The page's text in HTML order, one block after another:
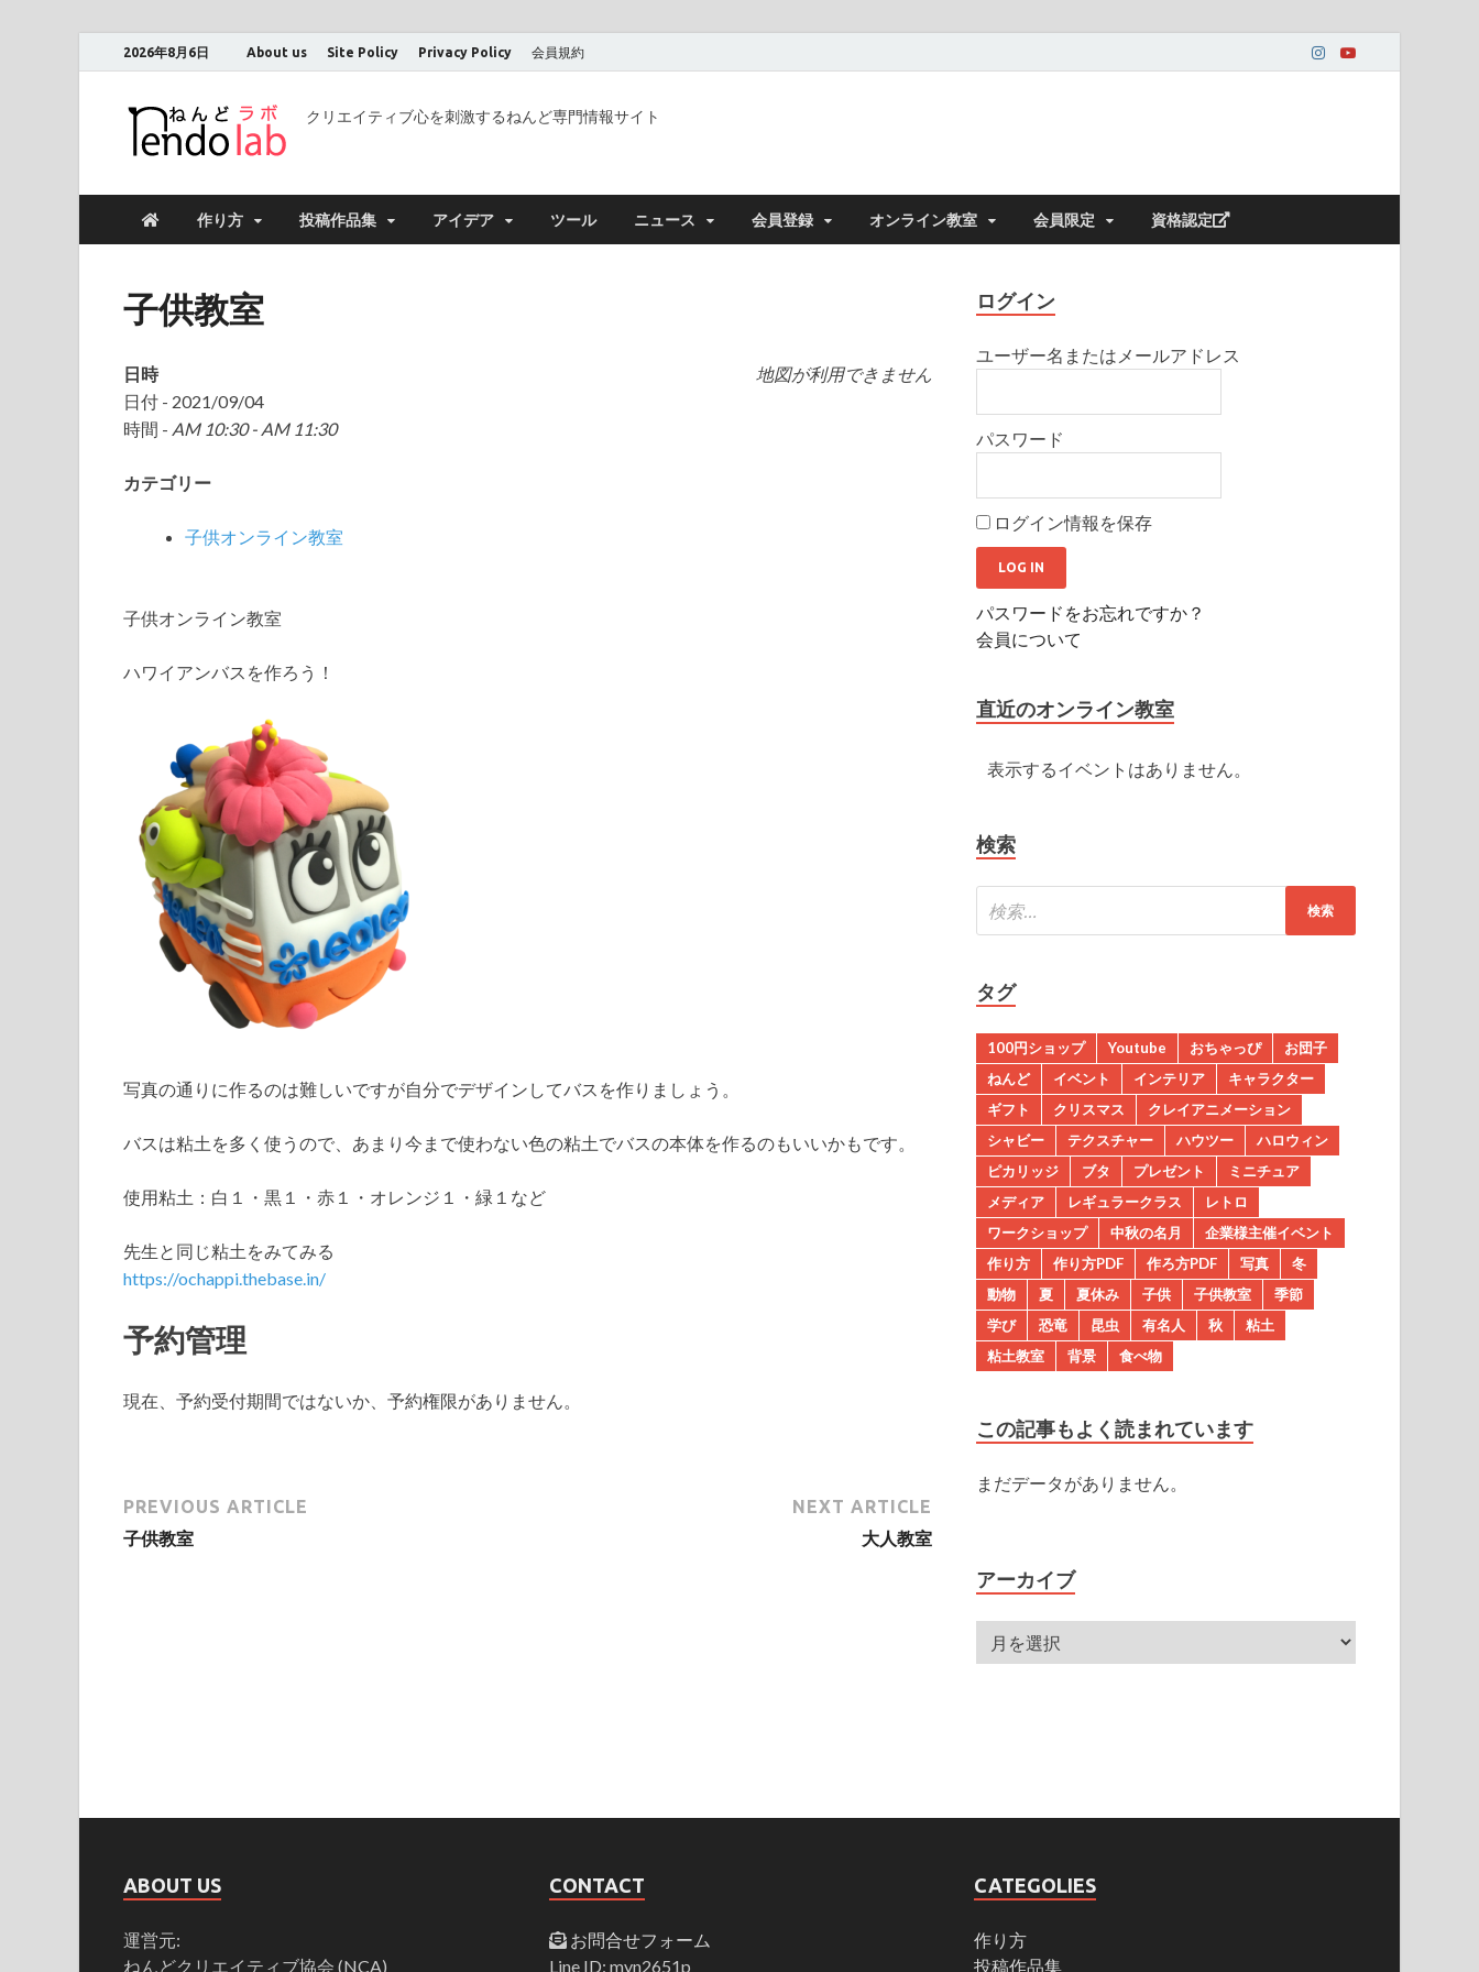
2026年8月6日 About us Site Policy Privacy Policy 会員規約
クリエイティブ心を刺激するねんど専門情報サイト
作り方 投稿作品集 アイデア ツール ニュース 会員登録 オンライン教室 会員限定 資格認定
子供教室
地図が利用できません
日時
日付 - 2021/09/04
時間 - AM 10:30 - AM 11:30
カテゴリー
子供オンライン教室
子供オンライン教室
ハワイアンバスを作ろう！
写真の通りに作るのは難しいですが自分でデザインしてバスを作りましょう。
バスは粘土を多く使うので、あまり今まで使わない色の粘土でバスの本体を作るのもいいかもです。
使用粘土：白１・黒１・赤１・オレンジ１・緑１など
先生と同じ粘土をみてみる
https://ochappi.thebase.in/
予約管理
現在、予約受付期間ではないか、予約権限がありません。
PREVIOUS ARTICLE
子供教室
NEXT ARTICLE
大人教室
ログイン
ユーザー名またはメールアドレス
パスワード
ログイン情報を保存
パスワードをお忘れですか？
会員について
直近のオンライン教室
表示するイベントはありません。
検索
タグ
100円ショップ Youtube おちゃっぴ
お団子
ねんど
イベント インテリア
キャラクター
ギフト
クリスマス
クレイアニメーション
シャビー
テクスチャー ハウツー
ハロウィン
ピカリッジ
ブタ プレゼント
ミニチュア
メディア
レギュラークラス
レトロ
ワークショップ
中秋の名月
企業様主催イベント
作り方
作り方PDF 作ろ方PDF 写真
冬
動物
夏 夏休み 子供 子供教室
季節
学び
恐竜 昆虫 有名人 秋
粘土
粘土教室
背景 食べ物
この記事もよく読まれています
まだデータがありません。
アーカイブ
ABOUT US
運営元:
ねんどクリエイティブ協会 (NCA)
CONTACT
お問合せフォーム
Line ID: myn2651p
CATEGOLIES
作り方
投稿作品集